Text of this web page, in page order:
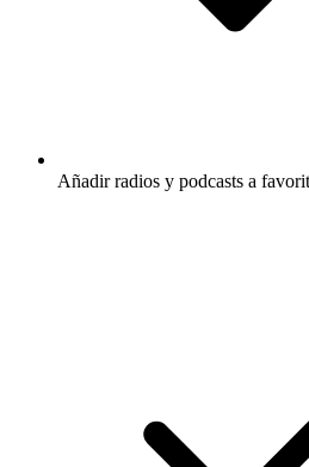
Añadir radios y podcasts a